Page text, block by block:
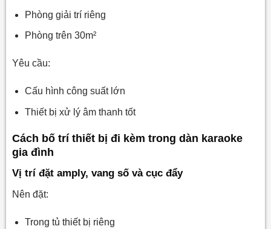
Phòng giải trí riêng
Phòng trên 30m²
Yêu cầu:
Cấu hình công suất lớn
Thiết bị xử lý âm thanh tốt
Cách bố trí thiết bị đi kèm trong dàn karaoke
gia đình
Vị trí đặt amply, vang số và cục đẩy
Nên đặt:
Trong tủ thiết bị riêng